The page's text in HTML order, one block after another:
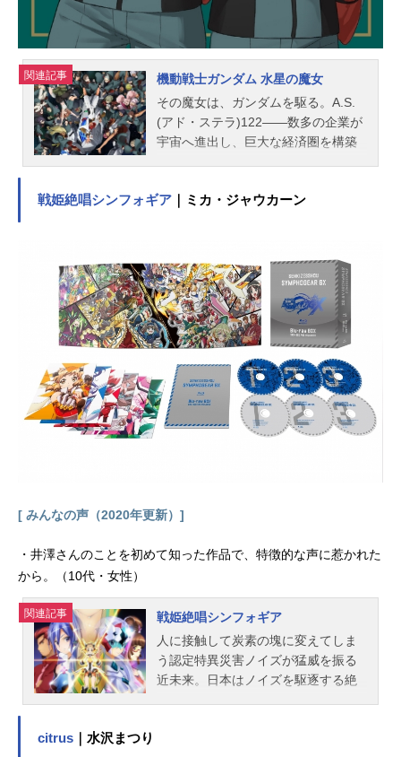
関連記事
機動戦士ガンダム 水星の魔女
その魔女は、ガンダムを駆る。A.S.
(アド・ステラ)122――数多の企業が
宇宙へ進出し、巨大な経済圏を構築
「アスティカシア高等専門学園」
マーキュリー。無垢なる胸に鮮紅の
光を灯し、少女は一歩ずつ、新たな
世界を歩んでいく。作品名機動戦士
ガンダム水星の魔女放送形態TVアニ
メシリーズ機動戦士ガンダムスケジ
ュール第1クール：2022年10月2日
（日）～2023年1月8日（日）第2ク
ール：2023年4月9日（日）～2023年
7月2日（日）MBS・TBSほか話数全2
4話キャストスレッタ・マーキュリ
ャディク・ゼネリ：古川慎ニカ・ナ
パンランチ：富田美憂デリング・レ
リ：斧アツシヴィム・ジェターク：
金尾哲夫ニューゲン：勝生真沙子カ
ル：小宮和枝ネボラ：沢海陽子ゴル
ネリ：斉藤貴美子ラジャン・ザヒ：
花輪英司ラウダ・ニール：大塚剛央
戦姫絶唱シンフォギア ｜ミカ・ジャウカーン
[ みんなの声（2020年更新）]
・井澤さんのことを初めて知った作品で、特徴的な声に惹かれた
から。（10代・女性）
関連記事
戦姫絶唱シンフォギア
人に接触して炭素の塊に変えてしま
う認定特異災害ノイズが猛威を振る
近未来。日本はノイズを駆逐する絶
citrus ｜水沢まつり